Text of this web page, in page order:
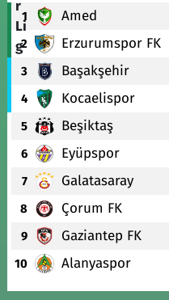
1 Amed
2 Erzurumspor FK
3 Başakşehir
4 Kocaelispor
5 Beşiktaş
6 Eyüpspor
7 Galatasaray
8 Çorum FK
9 Gaziantep FK
10 Alanyaspor